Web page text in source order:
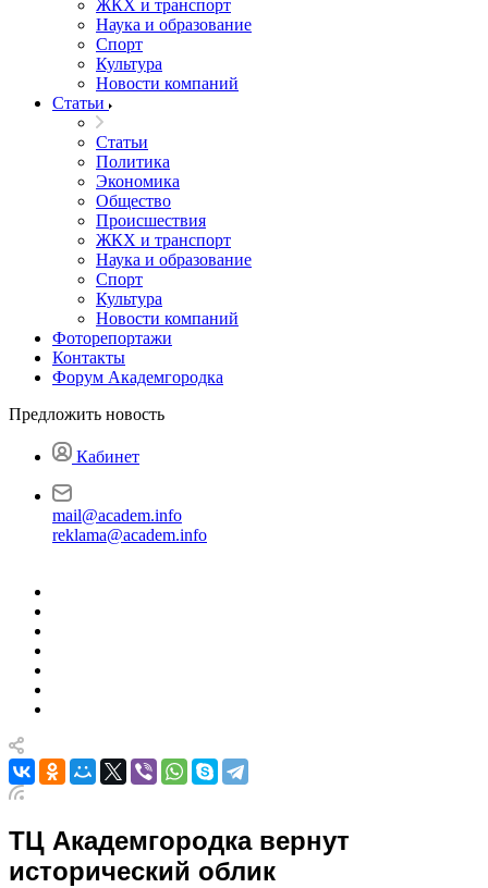
ЖКХ и транспорт
Наука и образование
Спорт
Культура
Новости компаний
Статьи
Статьи
Политика
Экономика
Общество
Происшествия
ЖКХ и транспорт
Наука и образование
Спорт
Культура
Новости компаний
Фоторепортажи
Контакты
Форум Академгородка
Предложить новость
Кабинет
mail@academ.info
reklama@academ.info
ТЦ Академгородка вернут
исторический облик